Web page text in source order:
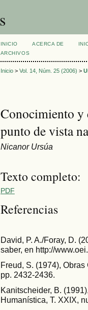
INICIO ACERCA DE
ARCHIVOS
Inicio> Vol. 14, Núm. 25 (2006) >
Conocimiento y
punto de vista
Nicanor Ursúa
Texto completo:
PDF
Referencias
David, P. A./Foray, D.
saber, en http://
Freud, S. (1974),
pp. 2432-2436.
Kanitscheider, B.
Humanística, T. XXIX,